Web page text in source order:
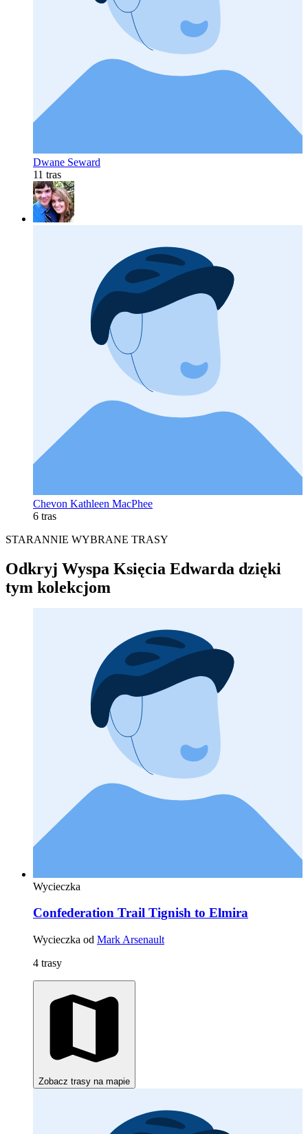
Dwane Seward
11 tras
Chevon Kathleen MacPhee
6 tras
STARANNIE WYBRANE TRASY
Odkryj Wyspa Księcia Edwarda dzięki
tym kolekcjom
Wycieczka
Confederation Trail Tignish to Elmira
Wycieczka od Mark Arsenault
4 trasy
Zobacz trasy na mapie